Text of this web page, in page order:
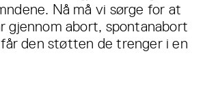
Nå må vi sørge for at
gjennom abort, spontanabort
den støtten de trenger i en